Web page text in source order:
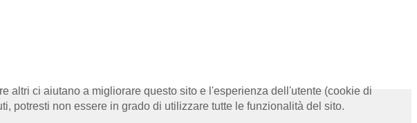
altri ci aiutano a migliorare questo sito e l'esperienza dell'utente (cookie di
potresti non essere in grado di utilizzare tutte le funzionalità del sito.